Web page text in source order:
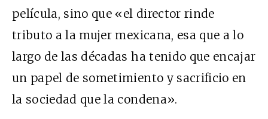
película, sino que «el director rinde
tributo a la mujer mexicana, esa que a lo
largo de las décadas ha tenido que encajar
un papel de sometimiento y sacrificio en
la sociedad que la condena».